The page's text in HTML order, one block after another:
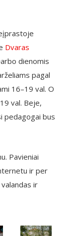
Dvaras
dienomis
pagal
16–19 val. O
val. Beje,
pedagogai bus
Pavieniai
ir per
ir